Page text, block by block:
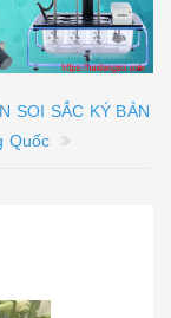
SOI SẮC KÝ BẢN
Quốc